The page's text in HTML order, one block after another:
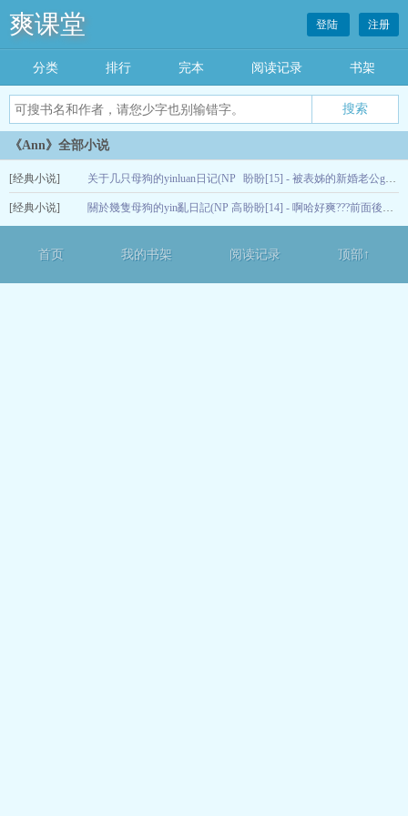
爽课堂 登陆 注册
分类 排行 完本 阅读记录 书架
《Ann》全部小说
[经典小说] 关于几只母狗的yinluan日记(NP
高H)
盼盼[15] - 被表姊的新婚老公gan着saobi玩着pi眼(H)
05-16
[经典小说] 關於幾隻母狗的yin亂日記(NP 高 盼盼[14] - 啊哈好爽???前面後面都被撐滿了哥哥的雞巴好硬?(H)
首页 我的书架 阅读记录 顶部↑